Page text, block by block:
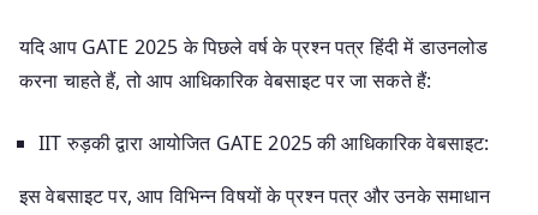
यदि आप GATE 2025 के पिछले वर्ष के प्रश्न पत्र हिंदी में डाउनलोड
करना चाहते हैं, तो आप आधिकारिक वेबसाइट पर जा सकते हैं:
IIT रुड़की द्वारा आयोजित GATE 2025 की आधिकारिक वेबसाइट:
इस वेबसाइट पर, आप विभिन्न विषयों के प्रश्न पत्र और उनके समाधान